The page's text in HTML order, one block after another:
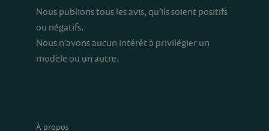
Nous publions tous les avis, qu’ils soient positifs
ou négatifs.
Nous n’avons aucun intérêt à privilégier un
modèle ou un autre.
À propos